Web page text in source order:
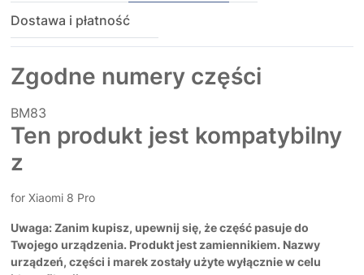
Dostawa i płatność
Zgodne numery części
BM83
Ten produkt jest kompatybilny
z
for Xiaomi 8 Pro
Uwaga: Zanim kupisz, upewnij się, że część pasuje do
Twojego urządzenia. Produkt jest zamiennikiem. Nazwy
urządzeń, części i marek zostały użyte wyłącznie w celu